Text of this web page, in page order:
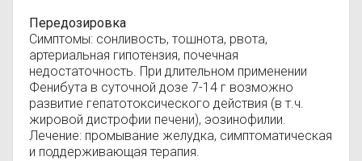
Передозировка
Симптомы: сонливость, тошнота, рвота,
артериальная гипотензия, почечная
недостаточность. При длительном применении
Фенибута в суточной дозе 7-14 г возможно
развитие гепатотоксического действия (в т.ч.
жировой дистрофии печени), эозинофилии.
Лечение: промывание желудка, симптоматическая
и поддерживающая терапия.